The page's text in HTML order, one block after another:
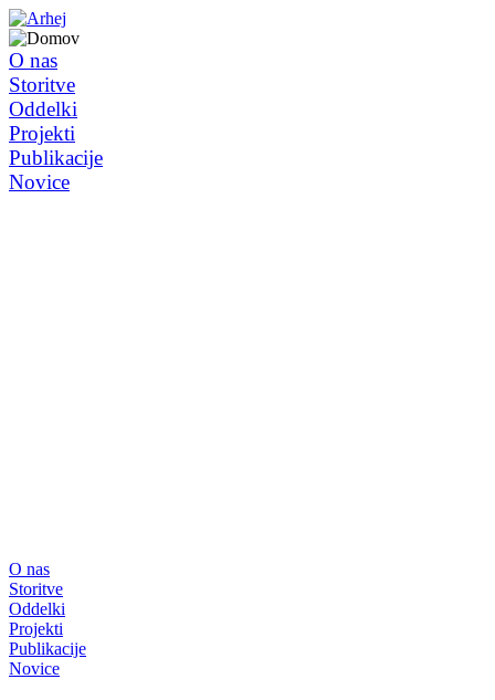
O nas
Storitve
Oddelki
Projekti
Publikacije
Novice
O nas
Storitve
Oddelki
Projekti
Publikacije
Novice